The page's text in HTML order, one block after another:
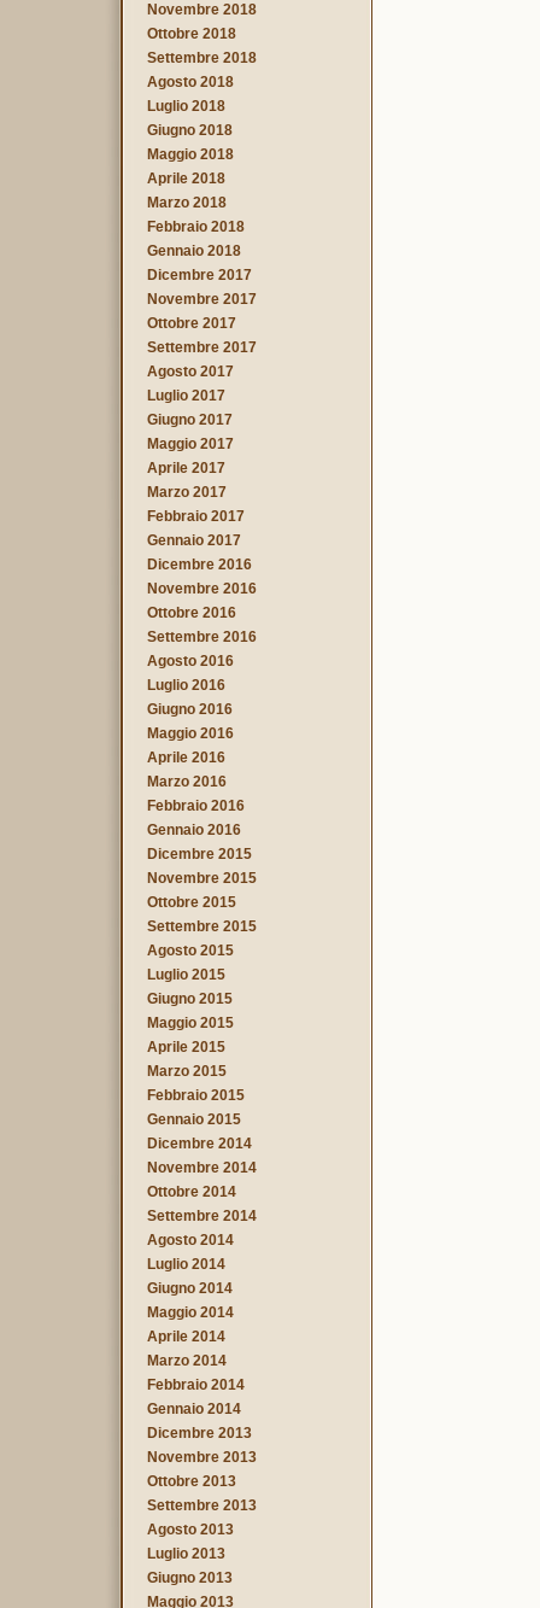
Novembre 2018
Ottobre 2018
Settembre 2018
Agosto 2018
Luglio 2018
Giugno 2018
Maggio 2018
Aprile 2018
Marzo 2018
Febbraio 2018
Gennaio 2018
Dicembre 2017
Novembre 2017
Ottobre 2017
Settembre 2017
Agosto 2017
Luglio 2017
Giugno 2017
Maggio 2017
Aprile 2017
Marzo 2017
Febbraio 2017
Gennaio 2017
Dicembre 2016
Novembre 2016
Ottobre 2016
Settembre 2016
Agosto 2016
Luglio 2016
Giugno 2016
Maggio 2016
Aprile 2016
Marzo 2016
Febbraio 2016
Gennaio 2016
Dicembre 2015
Novembre 2015
Ottobre 2015
Settembre 2015
Agosto 2015
Luglio 2015
Giugno 2015
Maggio 2015
Aprile 2015
Marzo 2015
Febbraio 2015
Gennaio 2015
Dicembre 2014
Novembre 2014
Ottobre 2014
Settembre 2014
Agosto 2014
Luglio 2014
Giugno 2014
Maggio 2014
Aprile 2014
Marzo 2014
Febbraio 2014
Gennaio 2014
Dicembre 2013
Novembre 2013
Ottobre 2013
Settembre 2013
Agosto 2013
Luglio 2013
Giugno 2013
Maggio 2013